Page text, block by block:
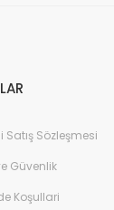
Satış Sözleşmesi
Güvenlik
Koşullari